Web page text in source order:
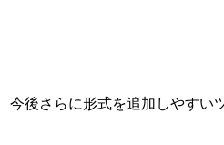
後さらに形式を追加しやすい